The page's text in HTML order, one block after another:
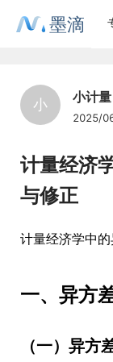
墨滴
小 小计量
2025/
计量经济
与修正
计量经济学中
一、异方
（一）异方